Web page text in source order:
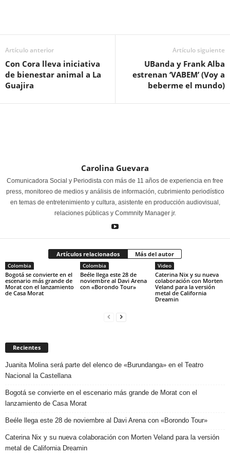
Artículo anterior
Con Cora lleva iniciativa
de bienestar animal a La
Guajira
Artículo siguiente
UBanda y Frank Alba
estrenan ‘VABEM’ (Voy a
beberme el mundo)
Carolina Guevara
Comunicadora Social y Periodista con más de 11 años de experiencia en free
press, monitoreo de medios y análisis de información, cubrimiento periodístico
en temas de entretenimiento y cultura, asistente en producción audiovisual,
relaciones públicas y Commnity Manager jr.
Artículos relacionados Más del autor
Colombia
Bogotá se convierte en el
escenario más grande de
Morat con el lanzamiento
de Casa Morat
Colombia
Beéle llega este 28 de
noviembre al Davi Arena
con «Borondo Tour»
Video
Caterina Nix y su nueva
colaboración con Morten
Veland para la versión
metal de California
Dreamin
Recientes
Juanita Molina será parte del elenco de «Burundanga» en el Teatro
Nacional la Castellana
Bogotá se convierte en el escenario más grande de Morat con el
lanzamiento de Casa Morat
Beéle llega este 28 de noviembre al Davi Arena con «Borondo Tour»
Caterina Nix y su nueva colaboración con Morten Veland para la versión
metal de California Dreamin